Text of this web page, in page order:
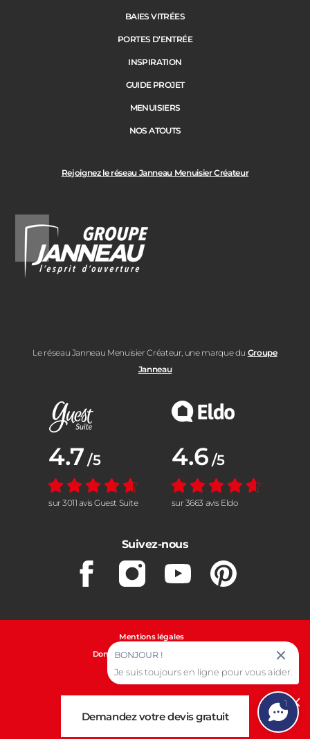
Suivant
Code Postal des travaux
Rejoignez le réseau Janneau Menuisier Créateur
Le réseau Janneau Menuisier Créateur, une marque du Groupe
Janneau
BAIES VITRÉES
PORTES D’ENTRÉE
INSPIRATION
GUIDE PROJET
MENUISIERS
NOS ATOUTS
Note moyenne :
4.7 /5
sur 3011 avis Guest Suite
Note moyenne :
4.6 /5
sur 3663 avis Eldo
Suivez-nous
FacebookInstagramYoutubePinterest
Mentions légales
Données personnelles et cookies
Gestion des cookies
Demandez votre devis gratuit
1
BONJOUR !
Je suis toujours en ligne pour vous aider.